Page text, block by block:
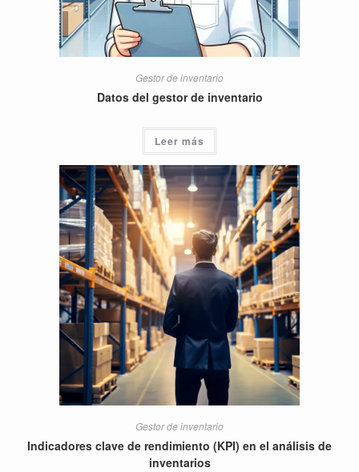
Gestor de inventario
Datos del gestor de inventario
Leer más
Gestor de inventario
Indicadores clave de rendimiento (KPI) en el análisis de
inventarios